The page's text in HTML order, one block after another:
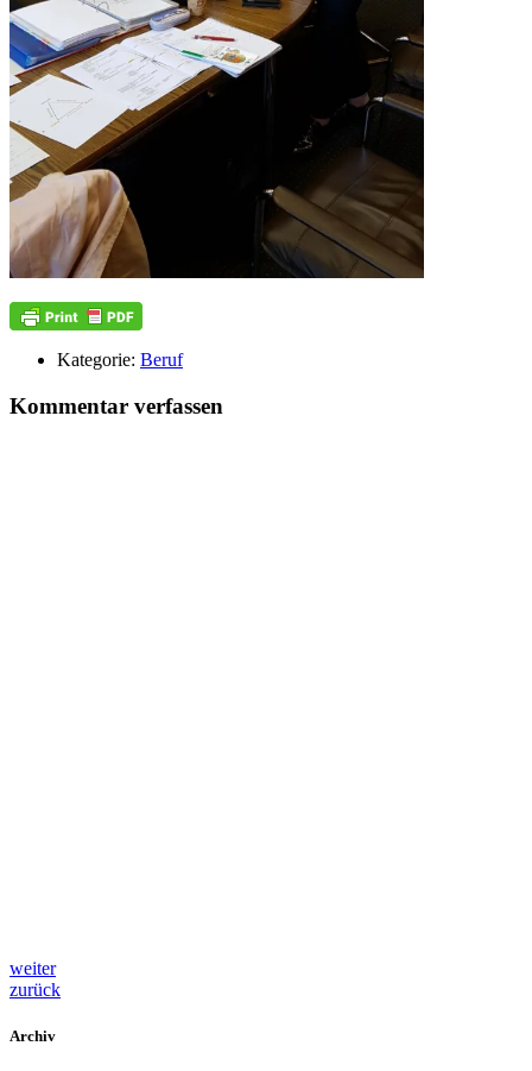
Kategorie: Beruf
Kommentar verfassen
weiter
zurück
Archiv